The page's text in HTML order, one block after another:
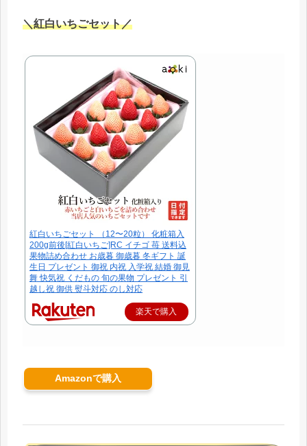
＼紅白いちごセット／
紅白いちごセット （12〜20粒） 化粧箱入
200g前後[紅白いちご]RC イチゴ 苺 送料込
果物詰め合わせ お歳暮 御歳暮 冬ギフト 誕
生日 プレゼント 御祝 内祝 入学祝 結婚 御見
舞 快気祝 くだもの 旬の果物 プレゼント 引
越し祝 御供 熨斗対応 のし対応
楽天で購入
Amazonで購入